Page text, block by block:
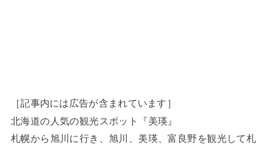
［記事内には広告が含まれています］
北海道の人気の観光スポット『美瑛』
札幌から旭川に行き、旭川、美瑛、富良野を観光して札